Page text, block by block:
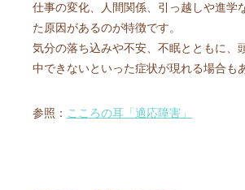
仕事の変化、人間関係、引っ越しや進学
た原因があるのが特徴です。
気分の落ち込みや不安、不眠とともに、
中できないといった症状が現れる場合も
参照： こころの耳「適応障害」